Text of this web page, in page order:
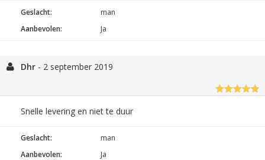
Geslacht:
man
Aanbevolen:
Ja
Dhr - 2 september 2019
Snelle levering en niet te duur
Geslacht:
man
Aanbevolen:
Ja